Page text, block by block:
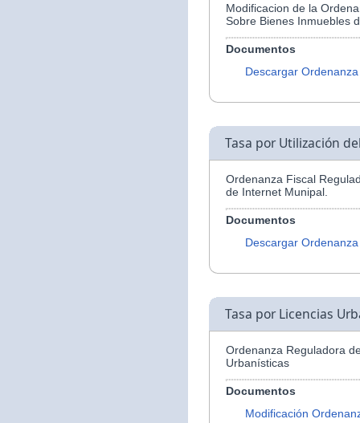
Modificacion de la
Sobre Bienes Inmuebles
Documentos
Descargar Ordenanza
Tasa por Utilización
Ordenanza Fiscal
de Internet Munipal.
Documentos
Descargar Ordenanza
Tasa por Licencias
Ordenanza Reguladora
Urbanísticas
Documentos
Modificación